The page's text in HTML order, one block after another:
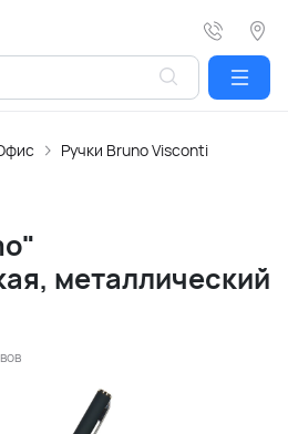
Ручки Bruno Visconti
металлический